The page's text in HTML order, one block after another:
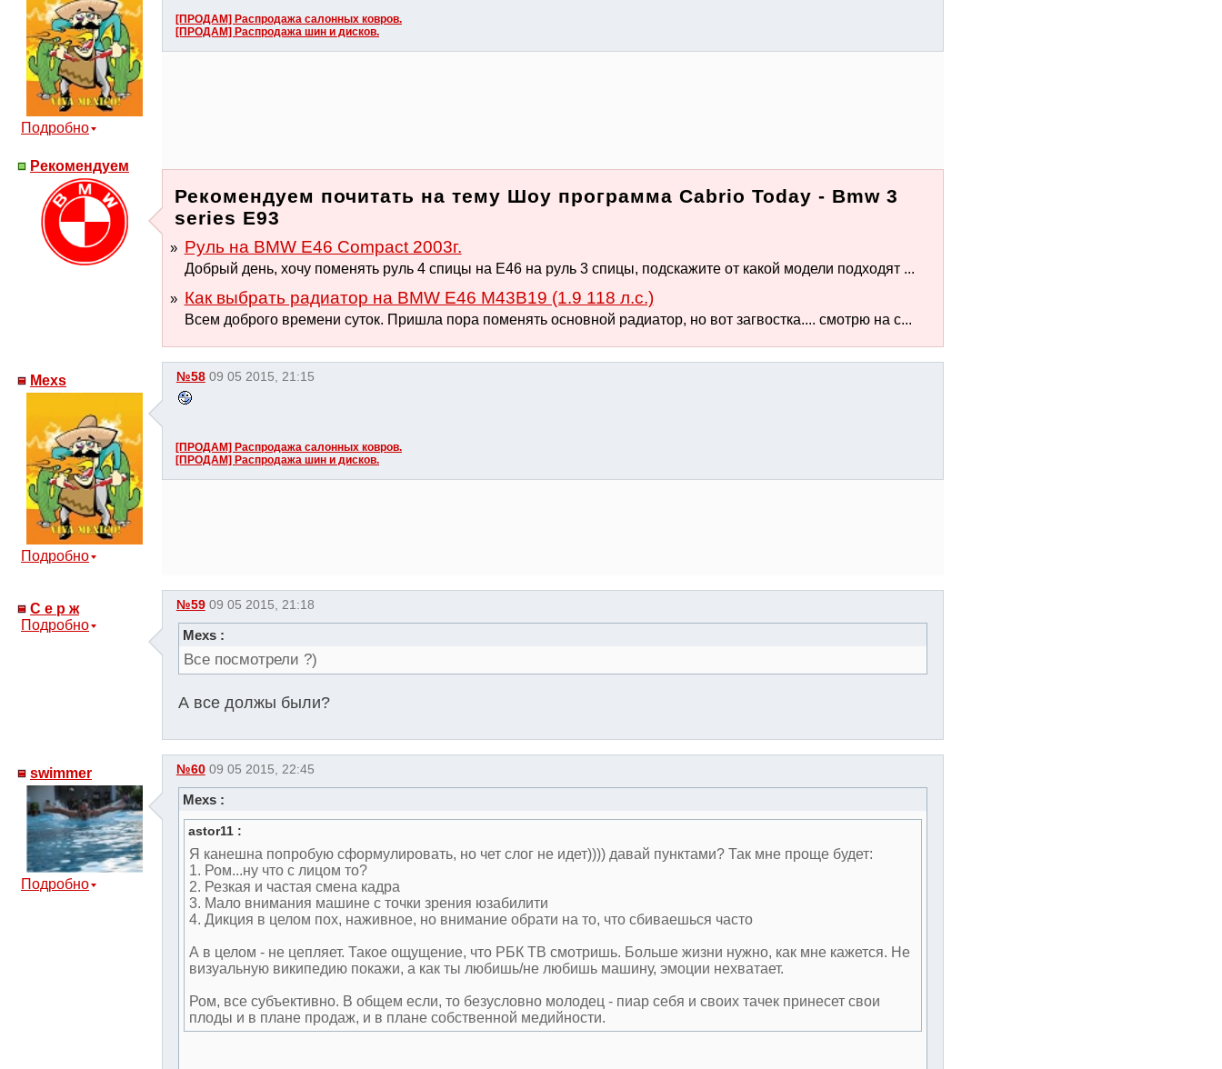
Подробно
[ПРОДАМ] Распродажа салонных ковров.
[ПРОДАМ] Распродажа шин и дисков.
Рекомендуем
Рекомендуем почитать на тему Шоу программа Cabrio Today - Bmw 3
series E93
Руль на BMW E46 Compact 2003г.
Добрый день, хочу поменять руль 4 спицы на Е46 на руль 3 спицы, подскажите от какой модели подходят ...
Как выбрать радиатор на BMW E46 M43B19 (1.9 118 л.с.)
Всем доброго времени суток. Пришла пора поменять основной радиатор, но вот загвостка.... смотрю на с...
Mexs
Подробно
№58 09 05 2015, 21:15
[ПРОДАМ] Распродажа салонных ковров.
[ПРОДАМ] Распродажа шин и дисков.
С е р ж
Подробно
№59 09 05 2015, 21:18
Mexs :
Все посмотрели ?)
А все должы были?
swimmer
Подробно
№60 09 05 2015, 22:45
Mexs :
astor11 :
Я канешна попробую сформулировать, но чет слог не идет)))) давай пунктами? Так мне проще будет:
1. Ром...ну что с лицом то?
2. Резкая и частая смена кадра
3. Мало внимания машине с точки зрения юзабилити
4. Дикция в целом пох, наживное, но внимание обрати на то, что сбиваешься часто
А в целом - не цепляет. Такое ощущение, что РБК ТВ смотришь. Больше жизни нужно, как мне кажется. Не
визуальную википедию покажи, а как ты любишь/не любишь машину, эмоции нехватает.
Ром, все субъективно. В общем если, то безусловно молодец - пиар себя и своих тачек принесет свои
плоды и в плане продаж, и в плане собственной медийности.